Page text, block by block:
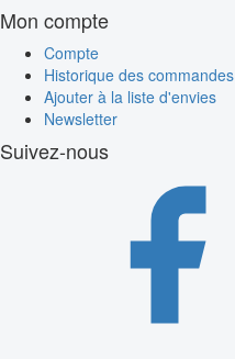
Mon compte
Compte
Historique des commandes
Ajouter à la liste d'envies
Newsletter
Suivez-nous